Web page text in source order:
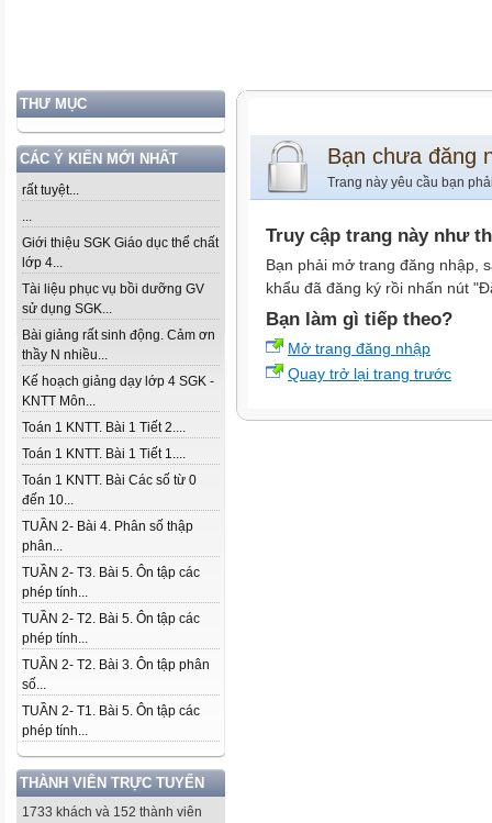
THƯ MỤC
CÁC Ý KIẾN MỚI NHẤT
rất tuyệt...
...
Giới thiệu SGK Giáo dục thể chất
lớp 4...
Tài liệu phục vụ bồi dưỡng GV
sử dụng SGK...
Bài giảng rất sinh động. Cảm ơn
thầy N nhiều...
Kế hoạch giảng dạy lớp 4 SGK -
KNTT Môn...
Toán 1 KNTT. Bài 1 Tiết 2....
Toán 1 KNTT. Bài 1 Tiết 1....
Toán 1 KNTT. Bài Các số từ 0
đến 10...
TUẦN 2- Bài 4. Phân số thập
phân...
TUẦN 2- T3. Bài 5. Ôn tập các
phép tính...
TUẦN 2- T2. Bài 5. Ôn tập các
phép tính...
TUẦN 2- T2. Bài 3. Ôn tập phân
số...
TUẦN 2- T1. Bài 5. Ôn tập các
phép tính...
THÀNH VIÊN TRỰC TUYẾN
1733 khách và 152 thành viên
Bạn chưa đăng
Trang này yêu cầu bạn
Truy cập trang này như
Bạn phải mở trang đăng nhập,
khẩu đã đăng ký rồi nhấn nút
Bạn làm gì tiếp theo?
Mở trang đăng nhập
Quay trở lại trang trước